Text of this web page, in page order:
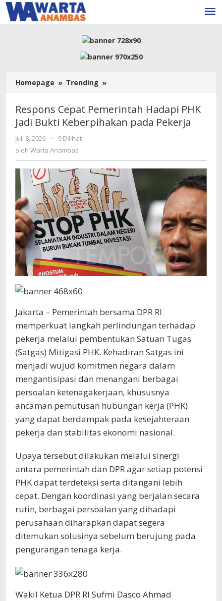
Lewati
ke
konten
Homepage » Trending »
Cepat
Hadapi
PHK
Pekerja
Respons Cepat Pemerintah Hadapi PHK
Jadi Bukti Keberpihakan pada Pekerja
Juli 8, 2026
oleh
Warta
-
9 Dilihat
oleh Warta Anambas
Jakarta – Pemerintah bersama DPR RI
memperkuat langkah perlindungan terhadap
pekerja melalui pembentukan Satuan Tugas
(Satgas) Mitigasi PHK. Kehadiran Satgas ini
menjadi wujud komitmen negara dalam
mengantisipasi dan menangani berbagai
persoalan ketenagakerjaan, khususnya
ancaman pemutusan hubungan kerja (PHK)
yang dapat berdampak pada kesejahteraan
pekerja dan stabilitas ekonomi nasional.
Upaya tersebut dilakukan melalui sinergi
antara pemerintah dan DPR agar setiap potensi
PHK dapat terdeteksi serta ditangani lebih
cepat. Dengan koordinasi yang berjalan secara
rutin, berbagai persoalan yang dihadapi
perusahaan diharapkan dapat segera
ditemukan solusinya sebelum berujung pada
pengurangan tenaga kerja.
Wakil Ketua DPR RI Sufmi Dasco Ahmad